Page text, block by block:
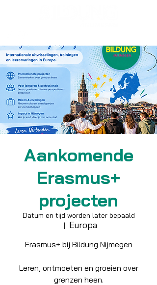
Aankomende
Erasmus+
projecten
Datum en tijd worden later bepaald
  |
Europa
Erasmus+ bij Bildung Nijmegen
Leren, ontmoeten en groeien over
grenzen heen.